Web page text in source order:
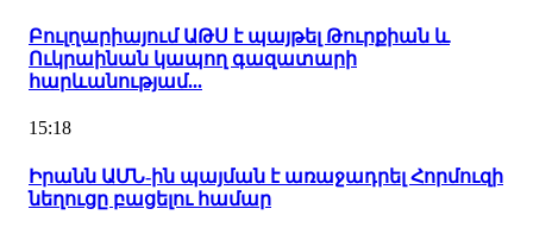
Բուլղարիայում ԱԹՍ է պայթել Թուրքիան և
Ուկրաինան կապող գազատարի
հարևանությամ...
15:18
Իրանն ԱՄՆ-ին պայման է առաջադրել Հորմուզի
նեղուցը բացելու համար